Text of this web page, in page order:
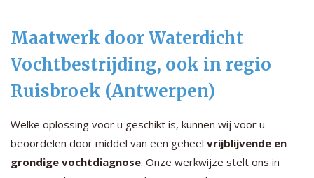
Maatwerk door Waterdicht
Vochtbestrijding, ook in regio
Ruisbroek (Antwerpen)
Welke oplossing voor u geschikt is, kunnen wij voor u
beoordelen door middel van een geheel vrijblijvende en
grondige vochtdiagnose. Onze werkwijze stelt ons in